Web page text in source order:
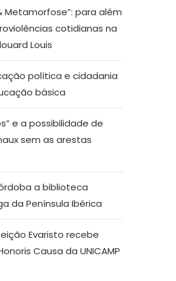
Metamorfose”: para além
cotidianas na
Louis
política e cidadania
básica
e a possibilidade de
sem as arestas
a biblioteca
da Península Ibérica
Evaristo recebe
Causa da UNICAMP